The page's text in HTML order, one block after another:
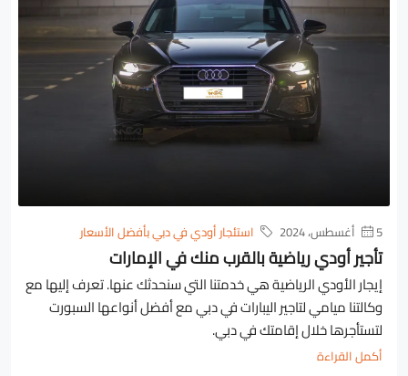
5 أغسطس، 2024 استئجار أودي في دبي بأفضل الأسعار
تأجير أودي رياضية بالقرب منك في الإمارات
إيجار الأودي الرياضية هي خدمتنا التي سنحدثك عنها. تعرف إليها مع
وكالتنا ميامي لتاجير اليبارات في دبي مع أفضل أنواعها السبورت
لتستأجرها خلال إقامتك في دبي.
أكمل القراءة